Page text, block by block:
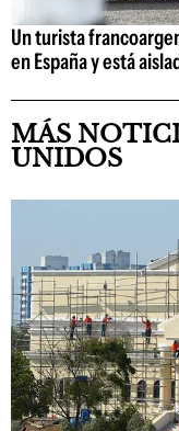
Un turista
en España y está
MÁS
UNIDOS